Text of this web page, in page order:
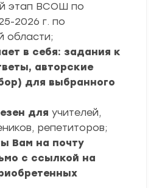
этап ВСОШ по
2026 г. по
области;
в себя: задания к
авторские
для выбранного
для учителей,
репетиторов;
Вам на почту
с ссылкой на